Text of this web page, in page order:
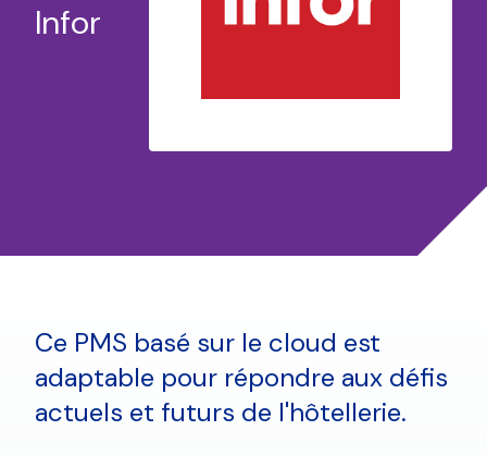
Infor
Ce PMS basé sur le cloud est
adaptable pour répondre aux défis
actuels et futurs de l'hôtellerie.